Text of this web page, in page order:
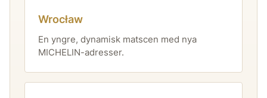
Wrocław
En yngre, dynamisk matscen med nya
MICHELIN-adresser.